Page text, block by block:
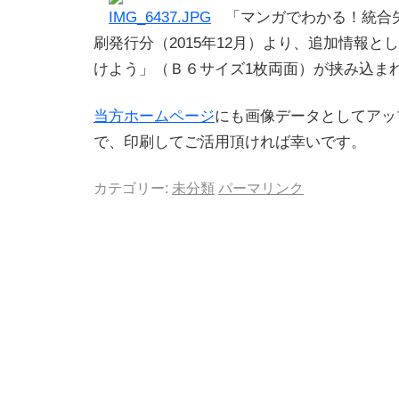
「マンガでわかる！統合
刷発行分（2015年12月）より、追加情報と
けよう」（Ｂ６サイズ1枚両面）が挟み込ま
当方ホームページにも画像データとしてア
で、印刷してご活用頂ければ幸いです。
カテゴリー: 未分類 パーマリンク